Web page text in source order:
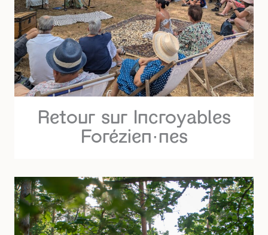
Retour sur Incroyables
Forézien·nes